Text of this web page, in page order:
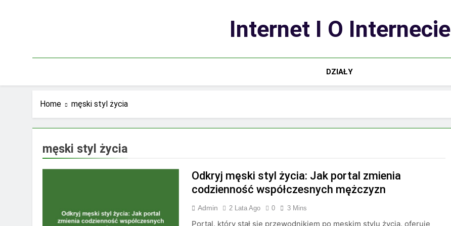
Internet I O Internecie
DZIAŁY
Home męski styl życia
męski styl życia
Odkryj męski styl życia: Jak portal zmienia
codzienność współczesnych mężczyzn
Admin 2 Lata Ago 0 3 Mins
Portal, który stał się przewodnikiem po męskim stylu życia, oferuje